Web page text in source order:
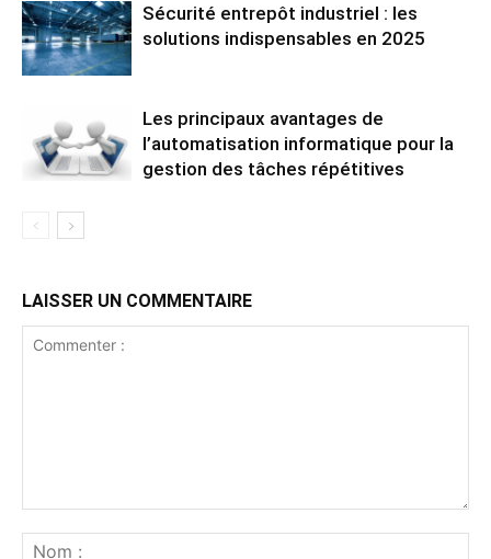
Sécurité entrepôt industriel : les
solutions indispensables en 2025
Les principaux avantages de
l’automatisation informatique pour la
gestion des tâches répétitives
LAISSER UN COMMENTAIRE